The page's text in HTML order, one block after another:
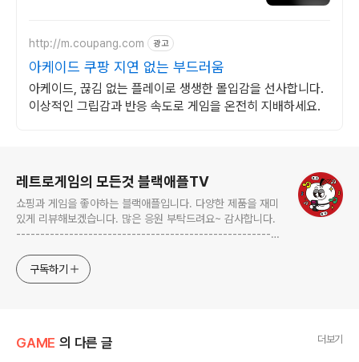
http://m.coupang.com 광고
아케이드 쿠팡 지연 없는 부드러움
아케이드, 끊김 없는 플레이로 생생한 몰입감을 선사합니다.
이상적인 그립감과 반응 속도로 게임을 온전히 지배하세요.
레트로게임의 모든것 블랙애플TV
쇼핑과 게임을 좋아하는 블랙애플입니다. 다양한 제품을 재미
있게 리뷰해보겠습니다. 많은 응원 부탁드려요~ 감사합니다.
-------------------------------------------------------
---------- blackapple.btv@gmail.com ---------------
----------------------------
구독하기
GAME 의 다른 글 더보기